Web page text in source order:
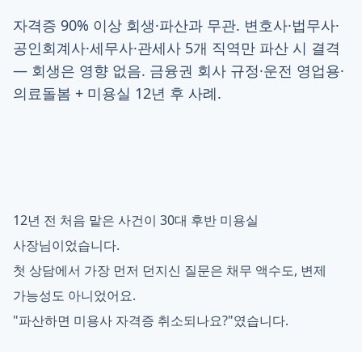
자격증 90% 이상 회생·파산과 무관. 변호사·법무사·
공인회계사·세무사·관세사 5개 직역만 파산 시 결격
— 회생은 영향 없음. 금융권 회사 규정·운전 영업용·
의료돌봄 + 미용실 12년 후 사례.
12년 전 처음 맡은 사건이 30대 후반 미용실
사장님이었습니다.
첫 상담에서 가장 먼저 던지신 질문은 채무 액수도, 변제
가능성도 아니었어요.
"파산하면 미용사 자격증 취소되나요?"였습니다.